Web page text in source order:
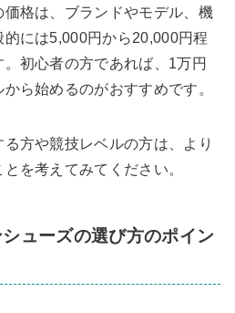
格は、ブランドやモデル、機
には5,000円から20,000円程
初心者の方であれば、1万円
ら始めるのがおすすめです。
方や競技レベルの方は、より
を考えてみてください。
ューズの選び方のポイン